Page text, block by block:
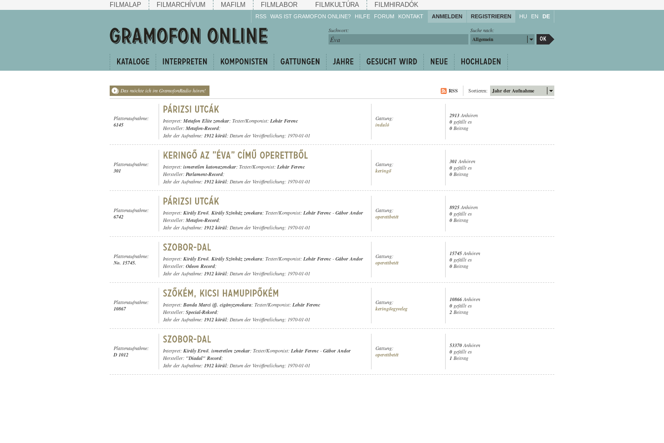
FILMALAP FILMARCHÍVUM MAFILM FILMLABOR FILMKULTÚRA FILMHIRADÓK
RSS WAS IST GRAMOFON ONLINE? HILFE
Machen Sie mit!
weiter!
FORUM KONTAKT ANMELDEN REGISTRIEREN HU EN DE
Suche nach:
Allgemein
Suchwort:
Das möchte ich im GramofonRadio hören! Jahr der Aufnahme
Sortieren:
RSS
Plattenaufnahme:
6145
Interpret: Metafon Elite zenekar; Texter/Komponist: Lehár Ferenc
Hersteller: Metafon-Record;
Jahr der Aufnahme: 1912 körül; Datum der Veröffentlichung: 1970-01-01
Gattung:
induló
2913 Anhören
0 gefällt es
0 Beitrag
Plattenaufnahme:
301
Interpret: ismeretlen katonazenekar; Texter/Komponist: Lehár Ferenc
Hersteller: Parlament-Record;
Jahr der Aufnahme: 1912 körül; Datum der Veröffentlichung: 1970-01-01
Gattung:
keringő
301 Anhören
0 gefällt es
0 Beitrag
Plattenaufnahme:
6742
Interpret: Király Ernő, Király Színház zenekara; Texter/Komponist: Lehár Ferenc - Gábor Andor
Hersteller: Metafon-Record;
Jahr der Aufnahme: 1912 körül; Datum der Veröffentlichung: 1970-01-01
Gattung:
operettbetét
8925 Anhören
0 gefällt es
0 Beitrag
Plattenaufnahme:
No. 15745.
Interpret: Király Ernő, Király Színház zenekara; Texter/Komponist: Lehár Ferenc - Gábor Andor
Hersteller: Odeon Record;
Jahr der Aufnahme: 1912 körül; Datum der Veröffentlichung: 1970-01-01
Gattung:
operettbetét
15745 Anhören
0 gefällt es
0 Beitrag
Plattenaufnahme:
10867
Interpret: Banda Marci ifj. cigányzenekara; Texter/Komponist: Lehár Ferenc
Hersteller: Special-Rekord;
Jahr der Aufnahme: 1912 körül; Datum der Veröffentlichung: 1970-01-01
Gattung:
keringőegyveleg
10866 Anhören
0 gefällt es
2 Beitrag
Plattenaufnahme:
D 1012
Interpret: Király Ernő, ismeretlen zenekar; Texter/Komponist: Lehár Ferenc - Gábor Andor
Hersteller: "Diadal" Record;
Jahr der Aufnahme: 1912 körül; Datum der Veröffentlichung: 1970-01-01
Gattung:
operettbetét
53370 Anhören
0 gefällt es
1 Beitrag